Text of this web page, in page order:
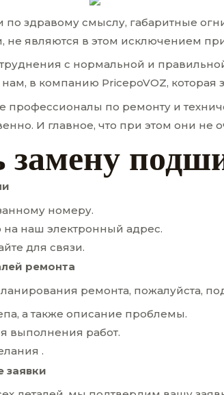
здравому смыслу, габаритные
являются в этом исключением
с нормальной и
в компанию PricepoVOZ,
профессионалы по ремонту и
И главное, что при этом они
замену
номеру.
наш электронный адрес.
для связи.
ремонта
ремонта, пожалуйста,
а также описание проблемы.
выполнения работ.
.
заявки